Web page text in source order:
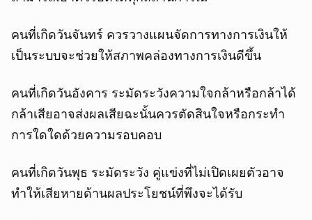
คนที่เกิดวันจันทร์ ควรวางแผนจัดการทางการเงินให้
เป็นระบบจะช่วยให้สภาพคล่องทางการเงินดีขึ้น
คนที่เกิดวันอังคาร ระมัดระวังความใจกล้าหรือกล้าได้
กล้าเสียอาจส่งผลเสียฉะนั้นควรตัดสินใจหรือกระทำ
การใดใดด้วยความรอบคอบ
คนที่เกิดวันพุธ ระมัดระวัง คู่แข่งที่ไม่เปิดเผยตัวอาจ
ทำให้เสียหายด้านผลประโยชน์ที่พึงจะได้รับ